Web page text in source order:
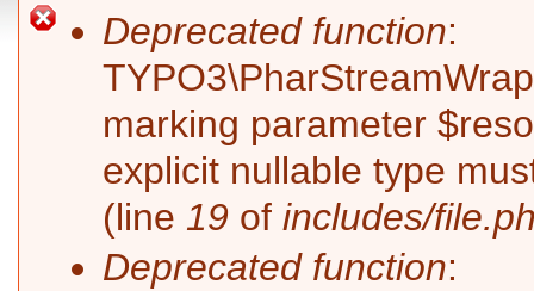
Fehlermeldung
Deprecated function:
marking parameter
explicit nullable type
(line 19 ofincludes/
Deprecated function: